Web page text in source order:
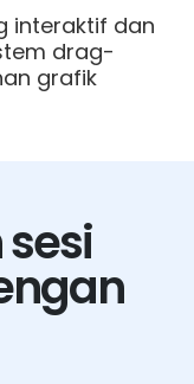
interaktif dan
drag-
grafik